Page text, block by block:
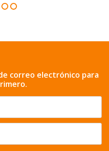
correo electrónico para